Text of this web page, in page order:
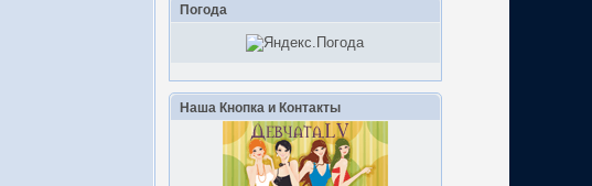
Погода
Наша Кнопка и Контакты